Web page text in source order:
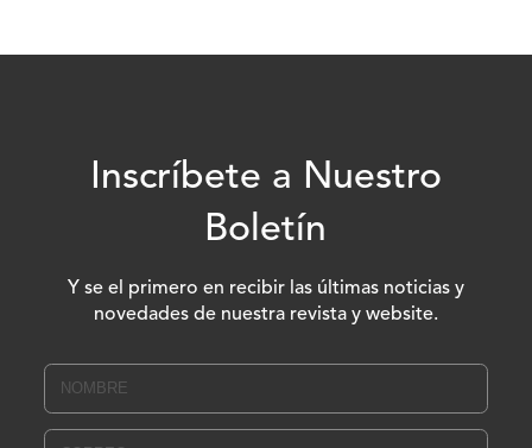
Inscríbete a Nuestro
Boletín
Y se el primero en recibir las últimas noticias y
novedades de nuestra revista y website.